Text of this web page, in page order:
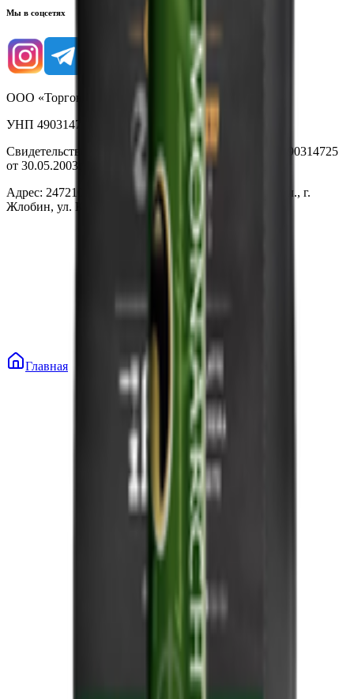
Мы в соцсетях
ООО «Торговая сеть «Продмир»
УНП 490314725
Свидетельство о государственной регистрации № 490314725
от 30.05.2003г выдано Гомельским облисполкомом
Адрес: 247210, Республика Беларусь, Гомельская обл., г.
Жлобин, ул. Козлова 2-А
Главная